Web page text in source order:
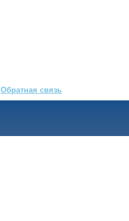
Обратная связь